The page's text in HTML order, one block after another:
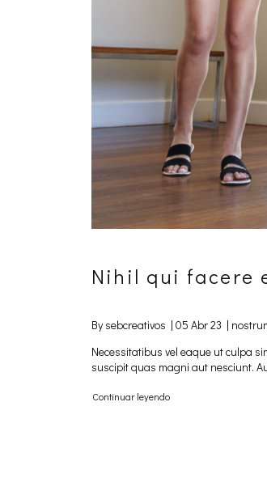
Nihil qui facere
By sebcreativos | 05 Abr 23 |
Necessitatibus vel eaque ut culpa
suscipit quas magni aut nesciunt.
Continuar leyendo